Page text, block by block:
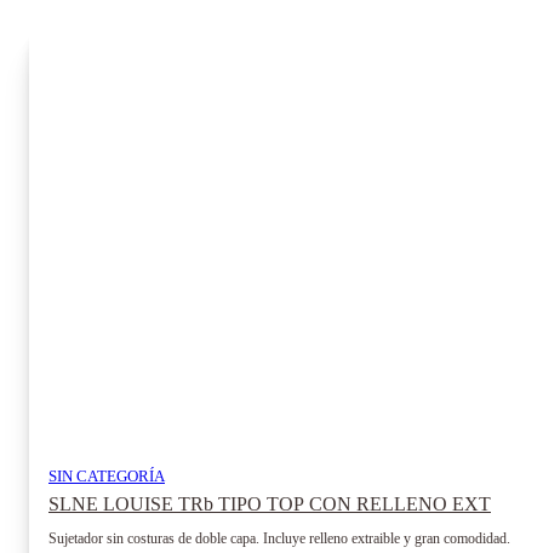
SIN CATEGORÍA
SLNE LOUISE TRb TIPO TOP CON RELLENO EXT
Sujetador sin costuras de doble capa. Incluye relleno extraible y gran comodidad.